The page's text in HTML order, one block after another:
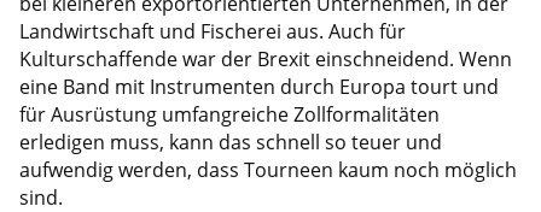
Landwirtschaft und Fischerei aus. Auch für
Kulturschaffende war der Brexit einschneidend. Wenn
eine Band mit Instrumenten durch Europa tourt und
für Ausrüstung umfangreiche Zollformalitäten
erledigen muss, kann das schnell so teuer und
aufwendig werden, dass Tourneen kaum noch möglich
sind.